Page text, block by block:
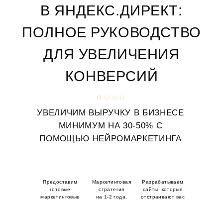
РЕКЛАМА
ИСКУССТВЕННЫЙ ИНТЕЛЛЕКТ
КОНТЕНТ МАРКЕТИНГ
ПОРТФОЛИО
КЕЙСЫ И СТАТЬИ
УЗНАТЬ БОЛЬШЕ
В ЯНДЕКС.ДИРЕКТ:
ПОЛНОЕ РУКОВОДСТВО
ДЛЯ УВЕЛИЧЕНИЯ
КОНВЕРСИЙ
УВЕЛИЧИМ ВЫРУЧКУ В БИЗНЕСЕ
МИНИМУМ НА 30-50% С
ПОМОЩЬЮ НЕЙРОМАРКЕТИНГА
Предоставим
готовые
маркетинговые
Маркетинговая
стратегия
на 1-2 года,
Разрабатываем
сайты, которые
отстраивают вас